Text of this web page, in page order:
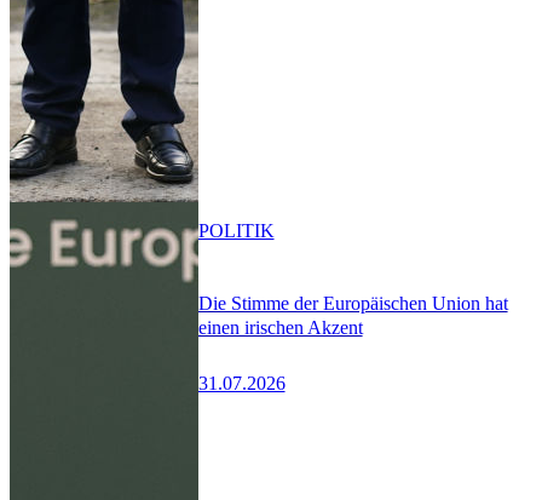
Die Stimme der Europäischen Union hat
einen irischen Akzent
31.07.2026
POLITIK